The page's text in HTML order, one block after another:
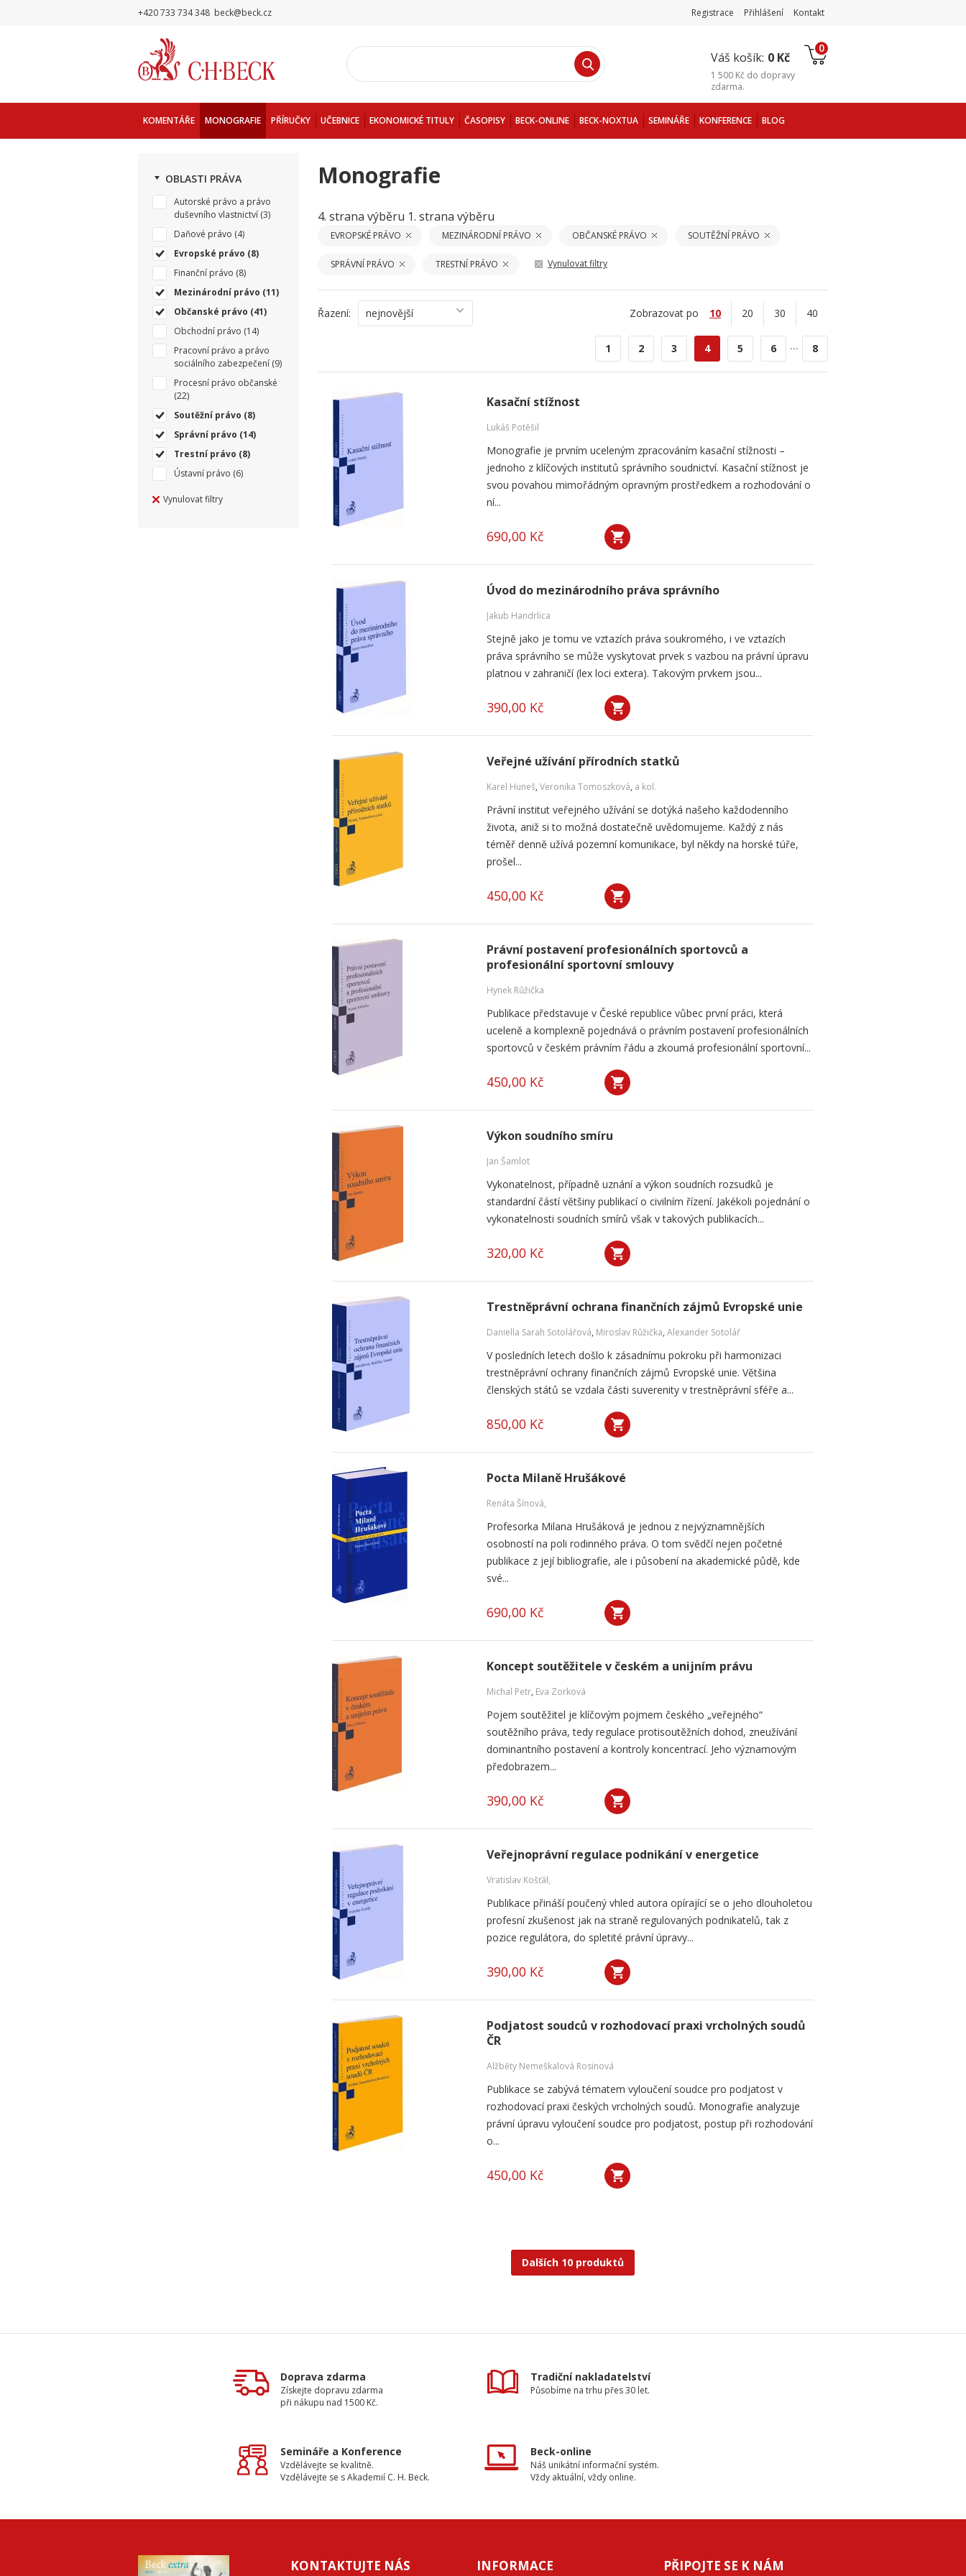
+420 733 734 348 beck@beck.cz Registrace Přihlášení Kontakt
Váš košík: 0 Kč
0
1 500 Kč do dopravy
zdarma.
KOMENTÁŘE MONOGRAFIE PŘÍRUČKY UČEBNICE EKONOMICKÉ TITULY ČASOPISY BECK-ONLINE BECK-NOXTUA SEMINÁŘE KONFERENCE BLOG
OBLASTI PRÁVA
Autorské právo a právo
duševního vlastnictví (3)
Daňové právo (4)
Evropské právo (8)
Finanční právo (8)
Mezinárodní právo (11)
Občanské právo (41)
Obchodní právo (14)
Pracovní právo a právo
sociálního zabezpečení (9)
Procesní právo občanské
(22)
Soutěžní právo (8)
Správní právo (14)
Trestní právo (8)
Ústavní právo (6)
Vynulovat filtry
Monografie
4. strana výběru 1. strana výběru
EVROPSKÉ PRÁVO MEZINÁRODNÍ PRÁVO OBČANSKÉ PRÁVO SOUTĚŽNÍ PRÁVO
SPRÁVNÍ PRÁVO TRESTNÍ PRÁVO Vynulovat filtry
Řazení: nejnovější Zobrazovat po 10 20 30 40
1 2 3 4 5 6 ... 8
Kasační stížnost
Lukáš Potěšil
Monografie je prvním uceleným zpracováním kasační stížnosti –
jednoho z klíčových institutů správního soudnictví. Kasační stížnost je
svou povahou mimořádným opravným prostředkem a rozhodování o
ní...
690,00 Kč
Úvod do mezinárodního práva správního
Jakub Handrlica
Stejně jako je tomu ve vztazích práva soukromého, i ve vztazích
práva správního se může vyskytovat prvek s vazbou na právní úpravu
platnou v zahraničí (lex loci extera). Takovým prvkem jsou...
390,00 Kč
Veřejné užívání přírodních statků
Karel Huneš, Veronika Tomoszková, a kol.
Právní institut veřejného užívání se dotýká našeho každodenního
života, aniž si to možná dostatečně uvědomujeme. Každý z nás
téměř denně užívá pozemní komunikace, byl někdy na horské túře,
prošel...
450,00 Kč
Právní postavení profesionálních sportovců a
profesionální sportovní smlouvy
Hynek Růžička
Publikace představuje v České republice vůbec první práci, která
uceleně a komplexně pojednává o právním postavení profesionálních
sportovců v českém právním řádu a zkoumá profesionální sportovní...
450,00 Kč
Výkon soudního smíru
Jan Šamlot
Vykonatelnost, případně uznání a výkon soudních rozsudků je
standardní částí většiny publikací o civilním řízení. Jakékoli pojednání o
vykonatelnosti soudních smírů však v takových publikacích...
320,00 Kč
Trestněprávní ochrana finančních zájmů Evropské unie
Daniella Sarah Sotolářová, Miroslav Růžička, Alexander Sotolář
V posledních letech došlo k zásadnímu pokroku při harmonizaci
trestněprávní ochrany finančních zájmů Evropské unie. Většina
členských států se vzdala části suverenity v trestněprávní sféře a...
850,00 Kč
Pocta Milaně Hrušákové
Renáta Šínová,
Profesorka Milana Hrušáková je jednou z nejvýznamnějších
osobností na poli rodinného práva. O tom svědčí nejen početné
publikace z její bibliografie, ale i působení na akademické půdě, kde
své...
690,00 Kč
Koncept soutěžitele v českém a unijním právu
Michal Petr, Eva Zorková
Pojem soutěžitel je klíčovým pojmem českého „veřejného“
soutěžního práva, tedy regulace protisoutěžních dohod, zneužívání
dominantního postavení a kontroly koncentrací. Jeho významovým
předobrazem...
390,00 Kč
Veřejnoprávní regulace podnikání v energetice
Vratislav Košťál,
Publikace přináší poučený vhled autora opírající se o jeho dlouholetou
profesní zkušenost jak na straně regulovaných podnikatelů, tak z
pozice regulátora, do spletité právní úpravy...
390,00 Kč
Podjatost soudců v rozhodovací praxi vrcholných soudů
ČR
Alžběty Nemeškalová Rosinová
Publikace se zabývá tématem vyloučení soudce pro podjatost v
rozhodovací praxi českých vrcholných soudů. Monografie analyzuje
právní úpravu vyloučení soudce pro podjatost, postup při rozhodování
o...
450,00 Kč
Dalších 10 produktů
Doprava zdarma
Získejte dopravu zdarma
při nákupu nad 1500 Kč.
Tradiční nakladatelství
Působíme na trhu přes 30 let.
Semináře a Konference
Vzdělávejte se kvalitně.
Vzdělávejte se s Akademií C. H. Beck.
Beck-online
Náš unikátní informační systém.
Vždy aktuální, vždy online.
KONTAKTUJTE NÁS INFORMACE PŘIPOJTE SE K NÁM